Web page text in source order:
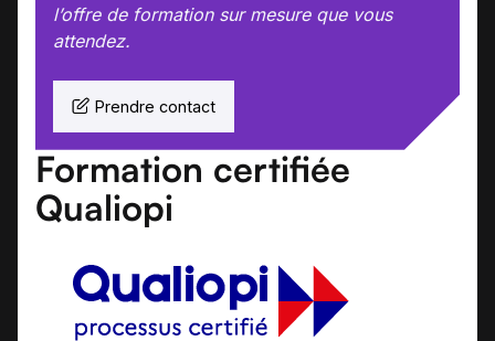
l’offre de formation sur mesure que vous
attendez.
Prendre contact
Formation certifiée
Qualiopi